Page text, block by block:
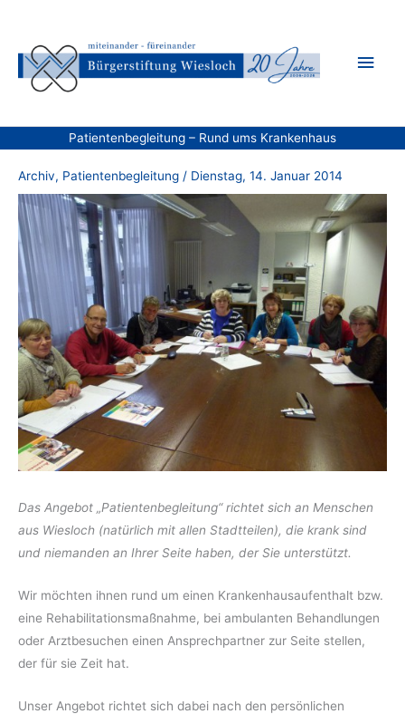
springen
Patientenbegleitung – Rund ums Krankenhaus
Archiv, Patientenbegleitung / Dienstag, 14. Januar 2014
Das Angebot „Patienten­begleitung“ richtet sich an Menschen
aus Wiesloch (natürlich mit allen Stadtteilen), die krank sind
und niemanden an Ihrer Seite haben, der Sie unterstützt.
Wir möchten ihnen rund um einen Kranken­haus­aufenthalt bzw.
eine Rehabili­tations­maßnahme, bei ambulanten Behandlungen
oder Arztbesuchen einen Ansprech­partner zur Seite stellen,
der für sie Zeit hat.
Unser Angebot richtet sich dabei nach den persönlichen